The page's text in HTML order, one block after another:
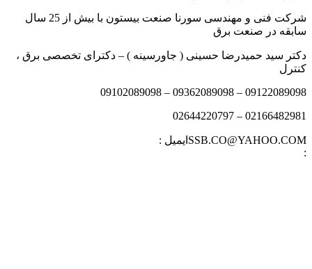
شرکت فنی و مهندسی سورنا صنعت بیستون با بیش از 25 سال
سابقه در صنعت برق
دکتر سید حمیدرضا حسینی ( جاورسینه ) – دکترای تخصصی برق ،
کنترل
09122089098 – 09362089098 – 09102089098
02166482981 – 02644220797
SSB.CO@YAHOO.COMایمیل :